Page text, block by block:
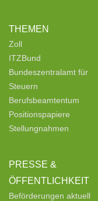
THEMEN
Zoll
ITZBund
Bundeszentralamt für
Steuern
Berufsbeamtentum
Positionspapiere
Stellungnahmen
PRESSE &
ÖFFENTLICHKEIT
Beförderungen aktuell